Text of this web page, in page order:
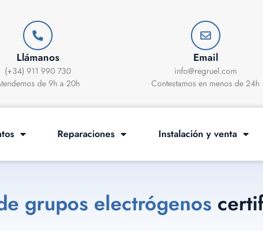
Llámanos
(+34) 911 990 730
de 9h a 20h
Email
info@regruel.com
Contestamos en menos de 24h
Reparaciones Instalación y venta
grupos electrógenos